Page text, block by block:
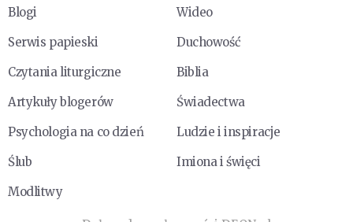
Blogi
Wideo
Serwis papieski
Duchowość
Czytania liturgiczne
Biblia
Artykuły blogerów
Świadectwa
Psychologia na co dzień
Ludzie i inspiracje
Ślub
Imiona i święci
Modlitwy